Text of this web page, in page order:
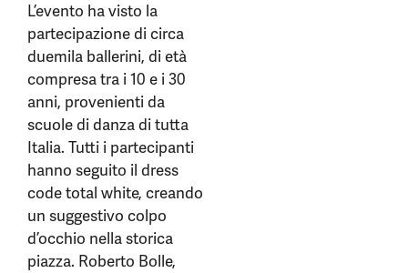
L’evento ha visto la
partecipazione di circa
duemila ballerini, di età
compresa tra i 10 e i 30
anni, provenienti da
scuole di danza di tutta
Italia. Tutti i partecipanti
hanno seguito il dress
code total white, creando
un suggestivo colpo
d’occhio nella storica
piazza. Roberto Bolle,